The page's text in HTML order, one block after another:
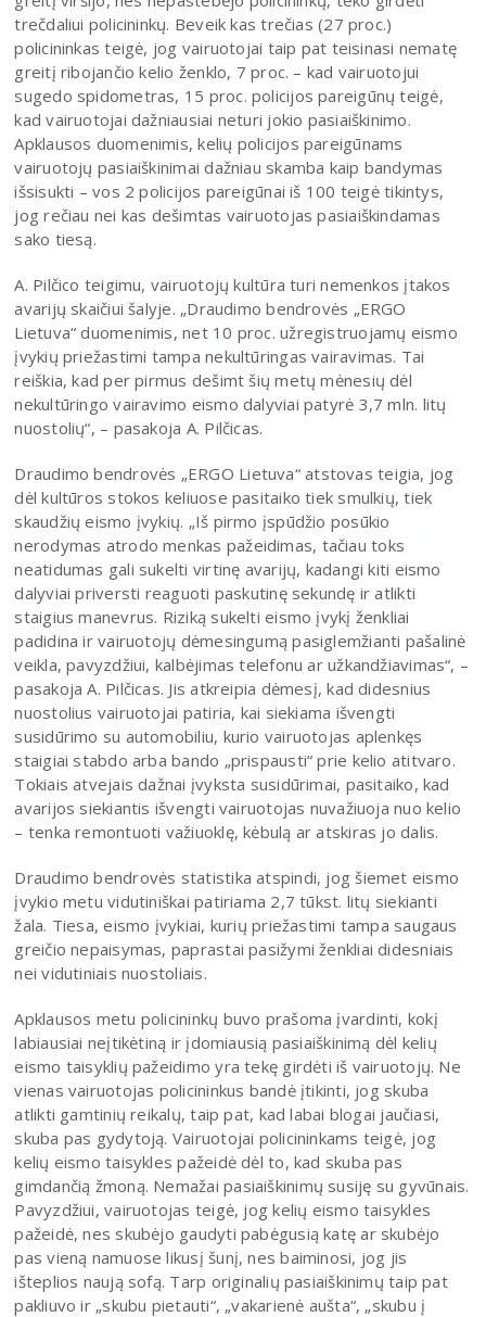
trečdaliui policininkų. Beveik kas trečias (27 proc.)
policininkas teigė, jog vairuotojai taip pat teisinasi nematę
greitį ribojančio kelio ženklo, 7 proc. – kad vairuotojui
sugedo spidometras, 15 proc. policijos pareigūnų teigė,
kad vairuotojai dažniausiai neturi jokio pasiaiškinimo.
Apklausos duomenimis, kelių policijos pareigūnams
vairuotojų pasiaiškinimai dažniau skamba kaip bandymas
išsisukti – vos 2 policijos pareigūnai iš 100 teigė tikintys,
jog rečiau nei kas dešimtas vairuotojas pasiaiškindamas
sako tiesą.
A. Pilčico teigimu, vairuotojų kultūra turi nemenkos įtakos
avarijų skaičiui šalyje. „Draudimo bendrovės „ERGO
Lietuva“ duomenimis, net 10 proc. užregistruojamų eismo
įvykių priežastimi tampa nekultūringas vairavimas. Tai
reiškia, kad per pirmus dešimt šių metų mėnesių dėl
nekultūringo vairavimo eismo dalyviai patyrė 3,7 mln. litų
nuostolių“, – pasakoja A. Pilčicas.
Draudimo bendrovės „ERGO Lietuva“ atstovas teigia, jog
dėl kultūros stokos keliuose pasitaiko tiek smulkių, tiek
skaudžių eismo įvykių. „Iš pirmo įspūdžio posūkio
nerodymas atrodo menkas pažeidimas, tačiau toks
neatidumas gali sukelti virtinę avarijų, kadangi kiti eismo
dalyviai priversti reaguoti paskutinę sekundę ir atlikti
staigius manevrus. Riziką sukelti eismo įvykį ženkliai
padidina ir vairuotojų dėmesingumą pasiglemžianti pašalinė
veikla, pavyzdžiui, kalbėjimas telefonu ar užkandžiavimas“, –
pasakoja A. Pilčicas. Jis atkreipia dėmesį, kad didesnius
nuostolius vairuotojai patiria, kai siekiama išvengti
susidūrimo su automobiliu, kurio vairuotojas aplenkęs
staigiai stabdo arba bando „prispausti“ prie kelio atitvaro.
Tokiais atvejais dažnai įvyksta susidūrimai, pasitaiko, kad
avarijos siekiantis išvengti vairuotojas nuvažiuoja nuo kelio
– tenka remontuoti važiuoklę, kėbulą ar atskiras jo dalis.
Draudimo bendrovės statistika atspindi, jog šiemet eismo
įvykio metu vidutiniškai patiriama 2,7 tūkst. litų siekianti
žala. Tiesa, eismo įvykiai, kurių priežastimi tampa saugaus
greičio nepaisymas, paprastai pasižymi ženkliai didesniais
nei vidutiniais nuostoliais.
Apklausos metu policininkų buvo prašoma įvardinti, kokį
labiausiai neįtikėtiną ir įdomiausią pasiaiškinimą dėl kelių
eismo taisyklių pažeidimo yra tekę girdėti iš vairuotojų. Ne
vienas vairuotojas policininkus bandė įtikinti, jog skuba
atlikti gamtinių reikalų, taip pat, kad labai blogai jaučiasi,
skuba pas gydytoją. Vairuotojai policininkams teigė, jog
kelių eismo taisykles pažeidė dėl to, kad skuba pas
gimdančią žmoną. Nemažai pasiaiškinimų susiję su gyvūnais.
Pavyzdžiui, vairuotojas teigė, jog kelių eismo taisykles
pažeidė, nes skubėjo gaudyti pabėgusią katę ar skubėjo
pas vieną namuose likusį šunį, nes baiminosi, jog jis
išteplios naują sofą. Tarp originalių pasiaiškinimų taip pat
pakliuvo ir „skubu pietauti“, „vakarienė aušta“, „skubu į